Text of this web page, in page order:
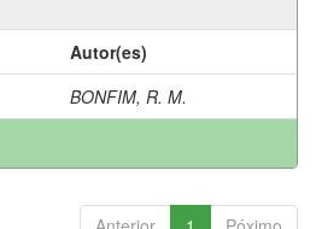
Autor(es)
BONFIM, R. M.